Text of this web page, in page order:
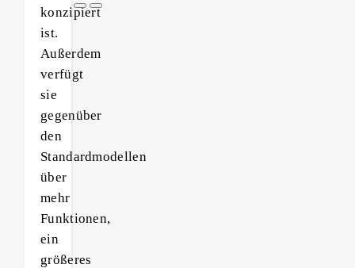
konzipiert
ist.
Außerdem
verfügt
sie
gegenüber
den
Standardmodellen
über
mehr
Funktionen,
ein
größeres